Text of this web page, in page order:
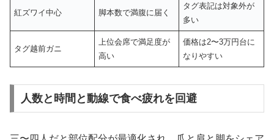
紅ズワイ中心 脚本数で満腹に届く
タグ表記は対象外が
多い
タグ越前ガニ
上位会席で満足度が
高い
価格は2〜3万円台に
なりやすい
人数と時間と動線で食べ疲れを回避